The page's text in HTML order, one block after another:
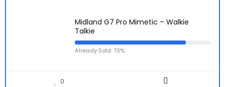
Midland G7 Pro Mimetic – Walkie
Talkie
Already Sold: 73%
0